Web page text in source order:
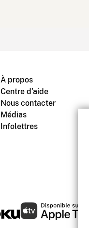
À propos
Centre d'aide
Nous contacter
Médias
Infolettres